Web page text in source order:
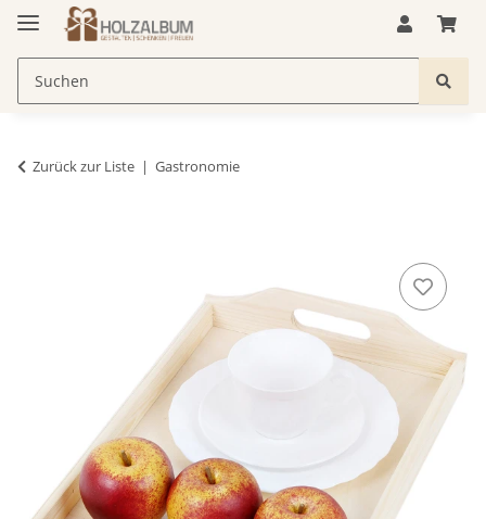
Zurück zur Liste Gastronomie